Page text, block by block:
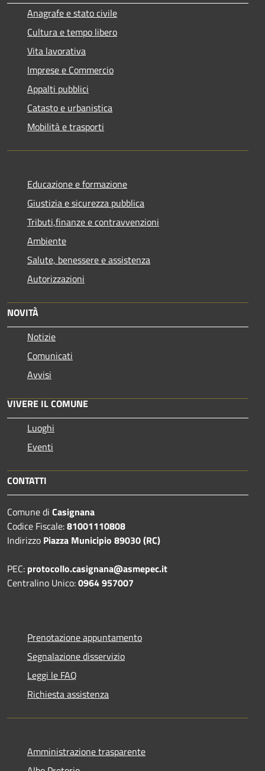
Anagrafe e stato civile
Cultura e tempo libero
Vita lavorativa
Imprese e Commercio
Appalti pubblici
Catasto e urbanistica
Mobilità e trasporti
Educazione e formazione
Giustizia e sicurezza pubblica
Tributi,finanze e contravvenzioni
Ambiente
Salute, benessere e assistenza
Autorizzazioni
NOVITÀ
Notizie
Comunicati
Avvisi
VIVERE IL COMUNE
Luoghi
Eventi
CONTATTI
Comune di Casignana
Codice Fiscale:81001110808
Indirizzo Piazza Municipio 89030 (RC)
PEC: protocollo.casignana@asmepec.it
Centralino Unico:0964 957007
Prenotazione appuntamento
Segnalazione disservizio
Leggi le FAQ
Richiesta assistenza
Amministrazione trasparente